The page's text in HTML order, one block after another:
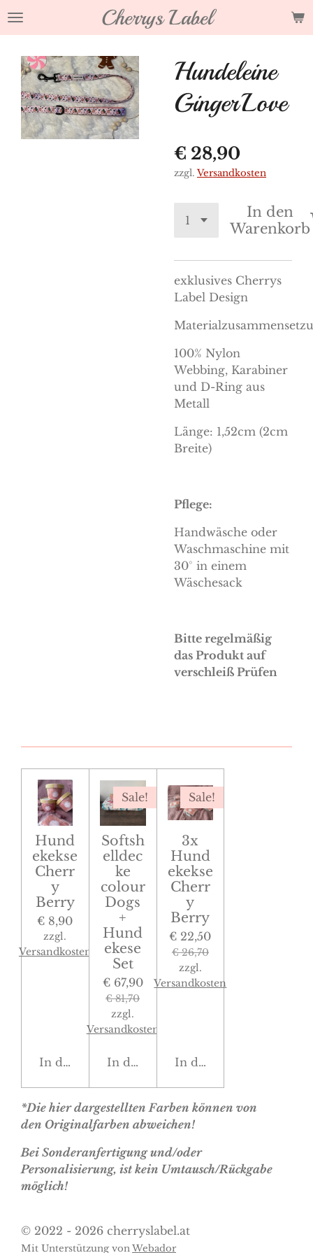
Zum
Cherrys Label
Hundeleine
GingerLove
€ 28,90
zzgl. Versandkosten
In den
Warenkorb
exklusives Cherrys
Label Design
100% Nylon
Webbing, Karabiner
und D-Ring aus
Metall
Länge: 1,52cm (2cm
Breite)
Pflege:
Handwäsche oder
Waschmaschine mit
30° in einem
Wäschesack
Bitte regelmäßig
das Produkt auf
verschleiß Prüfen
Hund
ekekse
Cherr
y
Berry
€ 8,90
zzgl.
Versandkosten
In den Warenkorb
Sale!
Softsh
elldec
ke
colour
Dogs
+
Hund
ekese
Set
€ 67,90
€ 81,70
zzgl.
Versandkosten
In den Warenkorb
Sale!
3x
Hund
ekekse
Cherr
y
Berry
€ 22,50
€ 26,70
zzgl.
Versandkosten
In den Warenkorb
*Die hier dargestellten Farben können von
den Originalfarben abweichen!
Bei Sonderanfertigung und/oder
Personalisierung, ist kein Umtausch/Rückgabe
möglich!
© 2022 - 2026 cherryslabel.at
Mit Unterstützung vonWebador